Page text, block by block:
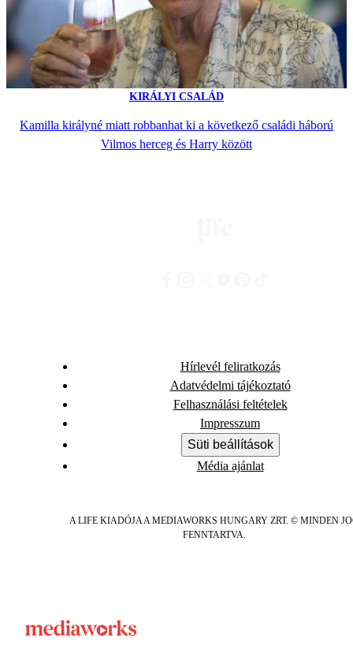
KIRÁLYI CSALÁD
Kamilla királyné miatt robbanhat ki a következő családi háború
Vilmos herceg és Harry között
Hírlevél feliratkozás
Adatvédelmi tájékoztató
Felhasználási feltételek
Impresszum
Süti beállítások
Média ajánlat
A LIFE KIADÓJA A MEDIAWORKS HUNGARY ZRT. © MINDEN
FENNTARTVA.